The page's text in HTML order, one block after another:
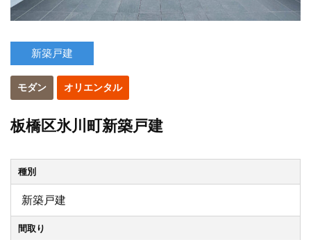
新築戸建
モダン オリエンタル
板橋区氷川町新築戸建
種別
新築戸建
間取り